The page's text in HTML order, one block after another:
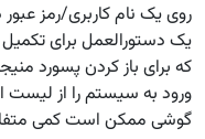
روی یک نام کاربری/رمز
یک دستورالعمل برای
که برای باز کردن پسورد
ورود به سیستم را از
گوشی ممکن است کمی